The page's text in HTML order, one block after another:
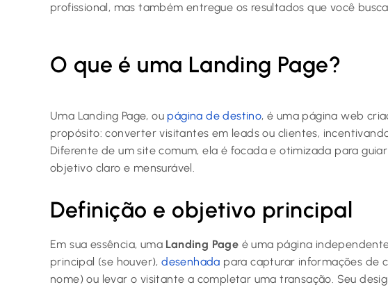
profissional, mas também entregue os resultados que você
O que é uma Landing Page?
Uma Landing Page, ou página de destino, é uma página web
propósito: converter visitantes em leads ou clientes,
Diferente de um site comum, ela é focada e otimizada para
objetivo claro e mensurável.
Definição e objetivo principal
Em sua essência, uma Landing Page é uma página
principal (se houver),desenhada para capturar informações de
nome) ou levar o visitante a completar uma transação. Seu